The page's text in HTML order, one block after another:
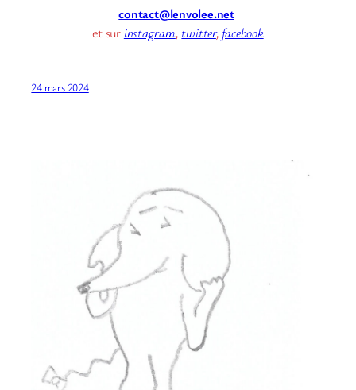
contact@lenvolee.net
et sur instagram, twitter, facebook
24 mars 2024